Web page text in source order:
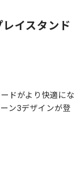
イスタンド
ドがより快適にな
ン3デザインが登